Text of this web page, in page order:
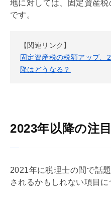
地に対しては、
固定資産税
です。
【関連リンク】
固定資産税の税額アップ、
降はどうなる？
2023年以降の注
2021年に税理士の間で話
されるかもしれない項目に